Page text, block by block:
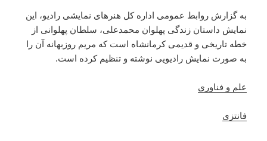
به گزارش روابط عمومی اداره کل هنرهای نمایشی رادیو، این
نمایش داستان زندگی پهلوان محمدعلی، سلطان پهلوانی از
خطه تاریخی و قدیمی کرمانشاه است که مریم روزبهانه آن را
به صورت نمایش رادیویی نوشته و تنظیم کرده است.
علم و فناوری
فانتزی